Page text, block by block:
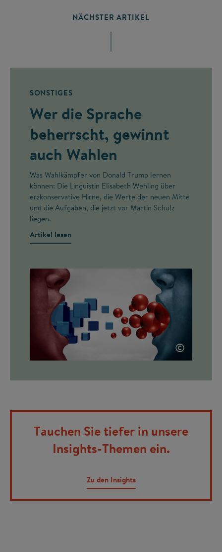
NÄCHSTER ARTIKEL
SONSTIGES
Wer die Sprache
beherrscht, gewinnt
auch Wahlen
Was Wahlkämpfer von Donald Trump lernen
können: Die Linguistin Elisabeth Wehling über
erzkonservative Hirne, die Werte der neuen Mitte
und die Aufgaben, die jetzt vor Martin Schulz
liegen.
Artikel lesen
©
Tauchen Sie tiefer in unsere
Insights-Themen ein.
Zu den Insights